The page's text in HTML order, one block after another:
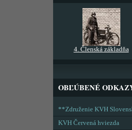
4. Členská základňa
OBĽÚBENÉ
**Združenie KVH
KVH Červená hviezda